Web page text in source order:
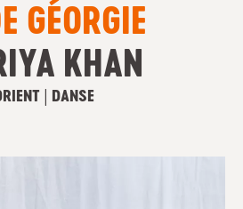
GÉORGIE
KHAN
| DANSE